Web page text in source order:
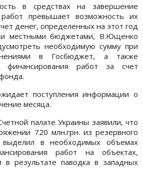
в средствах на завершение
работ превышает возможность их
денег, определенных на этот год
местными бюджетами, В.Ющенко
необходимую сумму при
в Госбюджет, а также
финансирования работ за счет
поступления информации о
месяца.
палате Украины заявили, что
720 млн.грн. из резервного
в необходимых объемах
работ на объектах,
в результате паводка в западных